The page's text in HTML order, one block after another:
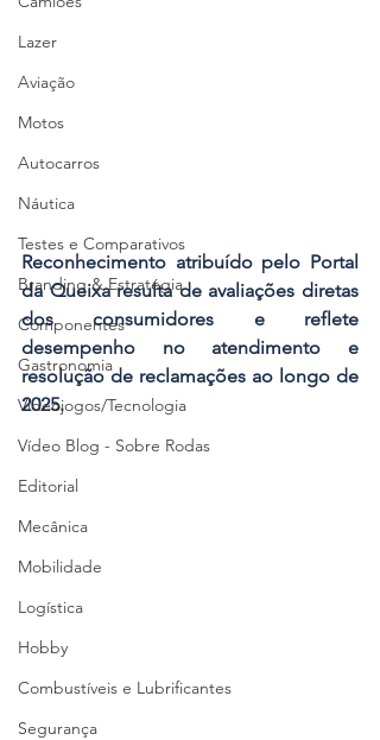
Lazer
Aviação
Motos
Autocarros
Náutica
Testes e Comparativos
Branding & Estratégia
Componentes
Gastronomia
Videojogos/Tecnologia
Vídeo Blog - Sobre Rodas
Editorial
Mecânica
Mobilidade
Logística
Hobby
Combustíveis e Lubrificantes
Segurança
Reconhecimento atribuído pelo Portal
da Queixa resulta de avaliações diretas
dos consumidores e reflete
desempenho no atendimento e
resolução de reclamações ao longo de
2025.